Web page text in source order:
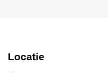
Locatie